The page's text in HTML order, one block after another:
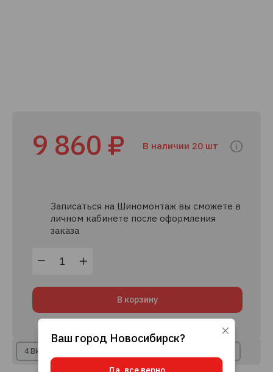
9 860 ₽ В наличии 20 шт
Записаться на Шиномонтаж вы сможете в
личном кабинете после оформления
заказа
В корзину
4 ВИДА РАССРОЧКИ
Ваш город Новосибирск?
Используя данный сайт, вы даете согласие
нам делать его удобнее для вас.